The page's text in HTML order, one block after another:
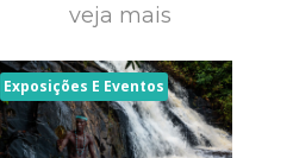
veja mais
Exposições E Eventos